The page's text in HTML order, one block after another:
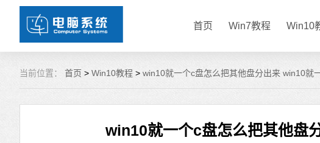
首页 Win7教程 Win10
当前位置： 首页 > Win10教程 > win10就一个c盘怎么把其他盘分出来 win10就
win10就一个c盘怎么把其他盘